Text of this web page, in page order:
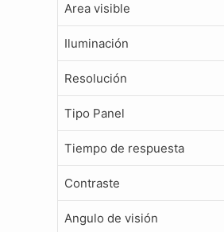
Area visible
Iluminación
Resolución
Tipo Panel
Tiempo de respuesta
Contraste
Angulo de visión